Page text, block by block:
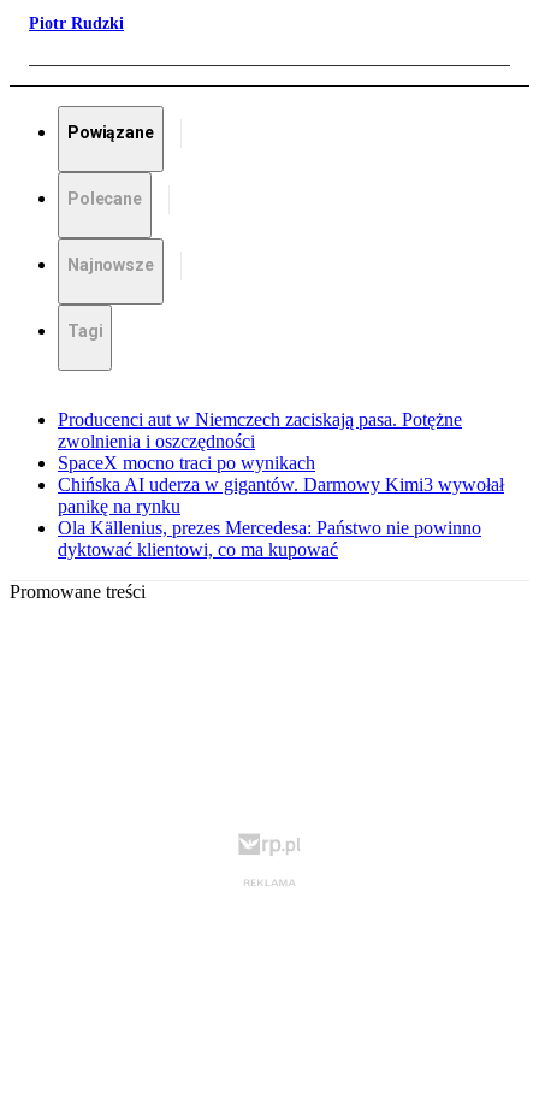
Piotr Rudzki
Powiązane
Polecane
Najnowsze
Tagi
Producenci aut w Niemczech zaciskają pasa. Potężne
zwolnienia i oszczędności
SpaceX mocno traci po wynikach
Chińska AI uderza w gigantów. Darmowy Kimi3 wywołał
panikę na rynku
Ola Källenius, prezes Mercedesa: Państwo nie powinno
dyktować klientowi, co ma kupować
Promowane treści